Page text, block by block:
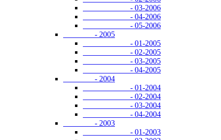
- 03-2006
- 04-2006
- 05-2006
- 2005
- 01-2005
- 02-2005
- 03-2005
- 04-2005
- 2004
- 01-2004
- 02-2004
- 03-2004
- 04-2004
- 2003
- 01-2003